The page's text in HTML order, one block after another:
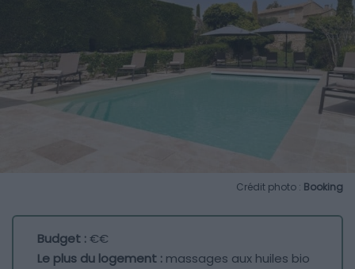
Crédit photo : Booking
Budget :€€
Le plus du logement : massages aux huiles bio